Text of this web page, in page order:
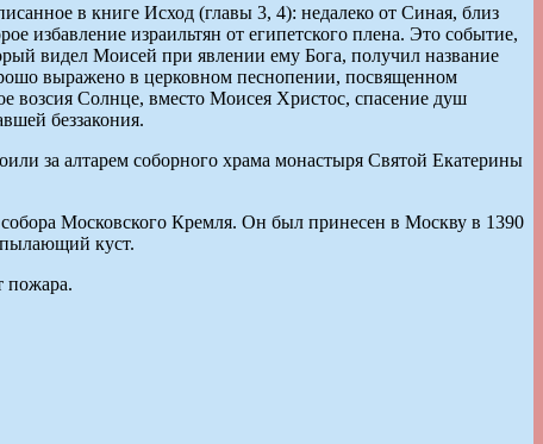
в книге Исход (главы 3, 4): недалеко от Синая, близ
израильтян от египетского плена. Это событие,
видел Моисей при явлении ему Бога, получил название
выражено в церковном песнопении, посвященном
возсия Солнце, вместо Моисея Христос, спасение душ
беззакония.
за алтарем соборного храма монастыря Святой Екатерины
Московского Кремля. Он был принесен в Москву в 1390
куст.
пожара.